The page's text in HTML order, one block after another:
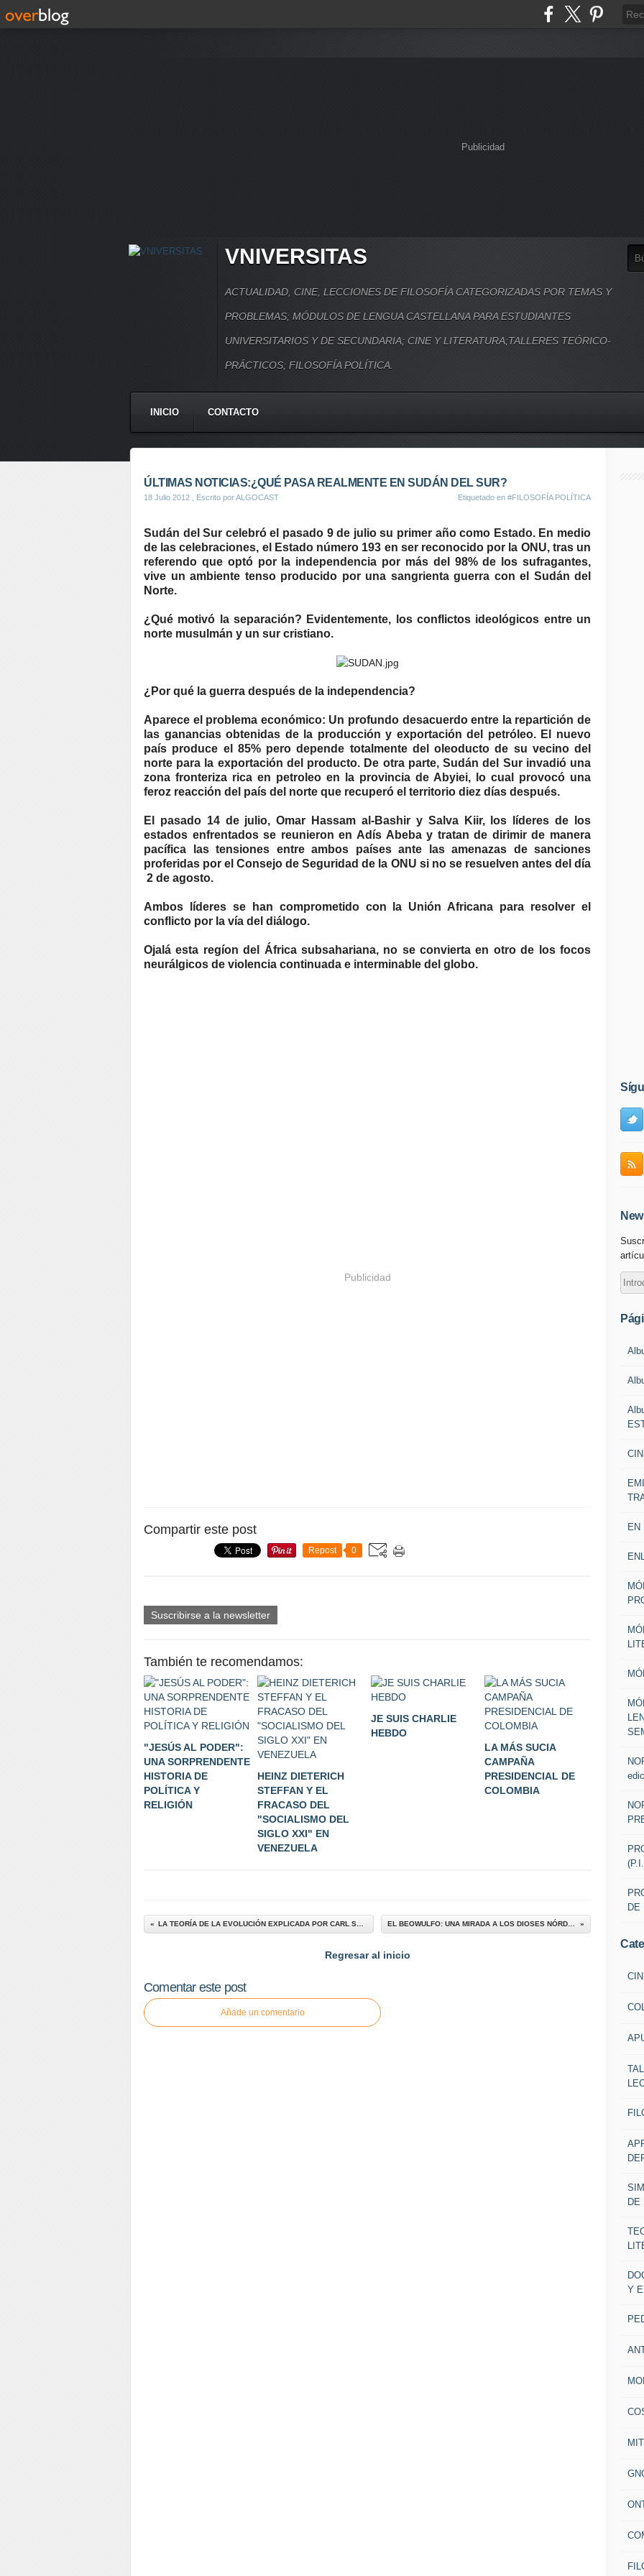
Publicidad
VNIVERSITAS
ACTUALIDAD, CINE, LECCIONES DE FILOSOFÍA CATEGORIZADAS POR TEMAS Y
PROBLEMAS; MÓDULOS DE LENGUA CASTELLANA PARA ESTUDIANTES
UNIVERSITARIOS Y DE SECUNDARIA; CINE Y LITERATURA;TALLERES TEÓRICO-
PRÁCTICOS; FILOSOFÍA POLÍTICA.
INICIO CONTACTO
ÚLTIMAS NOTICIAS:¿QUÉ PASA REALMENTE EN SUDÁN DEL SUR?
18 Julio 2012 , Escrito por ALGOCAST Etiquetado en #FILOSOFÍA POLÍTICA
Sudán del Sur celebró el pasado 9 de julio su primer año como Estado. En medio
de las celebraciones, el Estado número 193 en ser reconocido por la ONU, tras un
referendo que optó por la independencia por más del 98% de los sufragantes,
vive un ambiente tenso producido por una sangrienta guerra con el Sudán del
Norte.
¿Qué motivó la separación? Evidentemente, los conflictos ideológicos entre un
norte musulmán y un sur cristiano.
¿Por qué la guerra después de la independencia?
Aparece el problema económico: Un profundo desacuerdo entre la repartición de
las ganancias obtenidas de la producción y exportación del petróleo. El nuevo
país produce el 85% pero depende totalmente del oleoducto de su vecino del
norte para la exportación del producto. De otra parte, Sudán del Sur invadió una
zona fronteriza rica en petroleo en la provincia de Abyiei, lo cual provocó una
feroz reacción del país del norte que recuperó el territorio diez días después.
El pasado 14 de julio, Omar Hassam al-Bashir y Salva Kiir, los líderes de los
estados enfrentados se reunieron en Adís Abeba y tratan de dirimir de manera
pacífica las tensiones entre ambos países ante las amenazas de sanciones
proferidas por el Consejo de Seguridad de la ONU si no se resuelven antes del día
2 de agosto.
Ambos líderes se han comprometido con la Unión Africana para resolver el
conflicto por la vía del diálogo.
Ojalá esta regíon del África subsahariana, no se convierta en otro de los focos
neurálgicos de violencia continuada e interminable del globo.
Publicidad
Compartir este post
Repost 0
Suscribirse a la newsletter
También te recomendamos:
"JESÚS AL PODER":
UNA SORPRENDENTE
HISTORIA DE
POLÍTICA Y
RELIGIÓN
HEINZ DIETERICH
STEFFAN Y EL
FRACASO DEL
"SOCIALISMO DEL
SIGLO XXI" EN
VENEZUELA
JE SUIS CHARLIE
HEBDO
LA MÁS SUCIA
CAMPAÑA
PRESIDENCIAL DE
COLOMBIA
EL BEOWULFO: UNA MIRADA A LOS DIOSES NÓRDICOS
Regresar al inicio
Comentar este post
Añade un comentario
EN
DE
DE
Y